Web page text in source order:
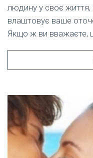
людину у своє життя,
влаштовує ваше
Якщо ж ви вважаєте,